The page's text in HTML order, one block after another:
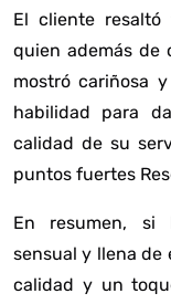
El cliente resaltó
quien además de
mostró cariñosa
habilidad para
calidad de su
puntos fuertes
En resumen, si
sensual y llena de
calidad y un